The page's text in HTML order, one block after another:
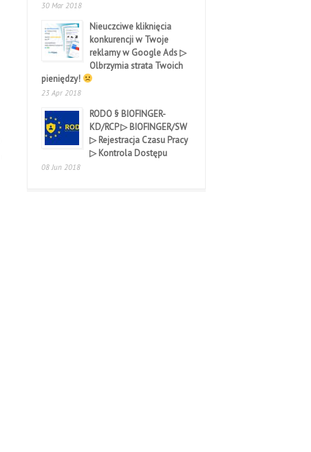
30 Mar 2018
Nieuczciwe kliknięcia
konkurencji w Twoje
reklamy w Google Ads ▷
Olbrzymia strata Twoich
pieniędzy!
23 Apr 2018
RODO § BIOFINGER-
KD/RCP ▷ BIOFINGER/SW
▷ Rejestracja Czasu Pracy
▷ Kontrola Dostępu
08 Jun 2018